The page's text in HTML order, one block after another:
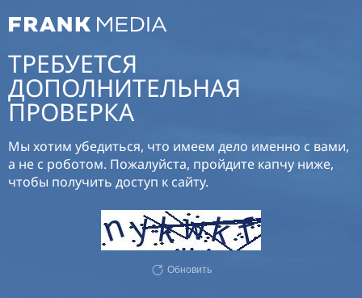
ТРЕБУЕТСЯ
ДОПОЛНИТЕЛЬНАЯ
ПРОВЕРКА
Мы хотим убедиться, что имеем дело именно с вами,
а не с роботом. Пожалуйста, пройдите капчу ниже,
чтобы получить доступ к сайту.
Обновить